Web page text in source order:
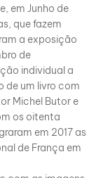
em Junho de
que fazem
a exposição
de
individual a
de um livro com
Michel Butor e
os oitenta
em 2017 as
de França em